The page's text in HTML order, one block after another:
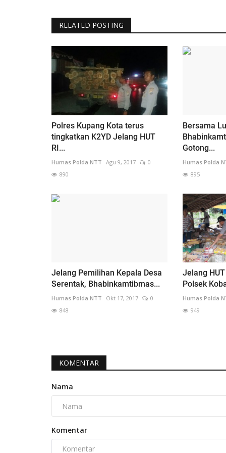
RELATED POSTING
Polres Kupang Kota terus
tingkatkan K2YD Jelang HUT
RI...
Humas Polda NTT Agu 9, 2017
0
890
Bersama
Gotong...
Humas Polda
895
Jelang Pemilihan Kepala Desa
Serentak, Bhabinkamtibmas...
Humas Polda NTT Okt 17, 2017
0
848
Jelang
Polsek
Humas Polda
949
KOMENTAR
Nama
Komentar